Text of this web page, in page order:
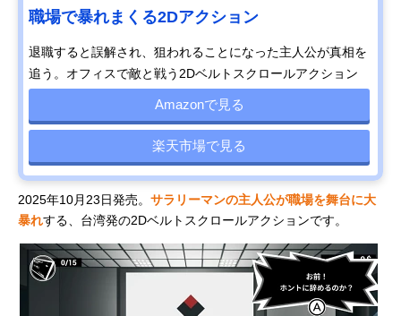
職場で暴れまくる2Dアクション
退職すると誤解され、狙われることになった主人公が真相を
追う。オフィスで敵と戦う2Dベルトスクロールアクション
Amazonで見る
楽天市場で見る
2025年10月23日発売。 サラリーマンの主人公が職場を舞台に大
暴れする、台湾発の2Dベルトスクロールアクションです。